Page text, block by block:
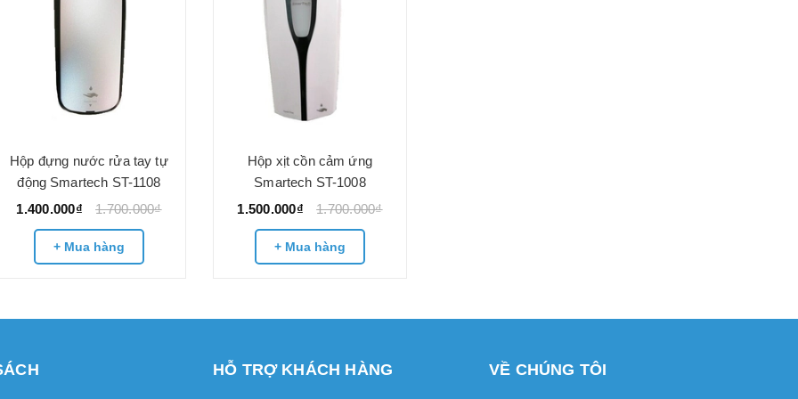
Hộp đựng nước rửa tay tự
động Smartech ST-1108
1.400.000₫
1.700.000₫
+ Mua hàng
Hộp xịt cồn cảm ứng
Smartech ST-1008
1.500.000₫
1.700.000₫
+ Mua hàng
HỖ TRỢ KHÁCH HÀNG VỀ CHÚNG TÔI